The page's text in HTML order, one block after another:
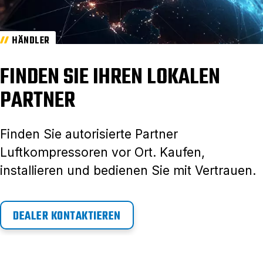
HÄNDLER
FINDEN SIE IHREN LOKALEN
PARTNER
Finden Sie autorisierte Partner
Luftkompressoren vor Ort. Kaufen,
installieren und bedienen Sie mit Vertrauen.
DEALER KONTAKTIEREN